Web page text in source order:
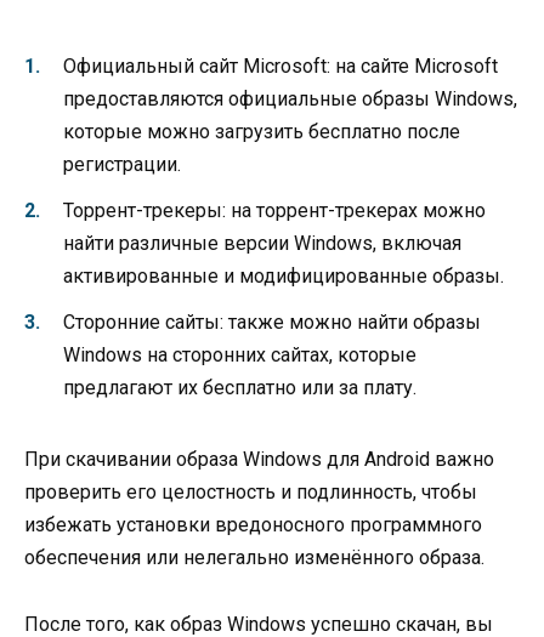
Официальный сайт Microsoft: на сайте Microsoft
предоставляются официальные образы Windows,
которые можно загрузить бесплатно после
регистрации.
Торрент-трекеры: на торрент-трекерах можно
найти различные версии Windows, включая
активированные и модифицированные образы.
Сторонние сайты: также можно найти образы
Windows на сторонних сайтах, которые
предлагают их бесплатно или за плату.
При скачивании образа Windows для Android важно
проверить его целостность и подлинность, чтобы
избежать установки вредоносного программного
обеспечения или нелегально изменённого образа.
После того, как образ Windows успешно скачан, вы